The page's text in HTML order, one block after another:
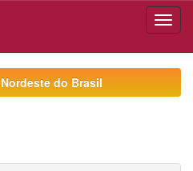
do Brasil